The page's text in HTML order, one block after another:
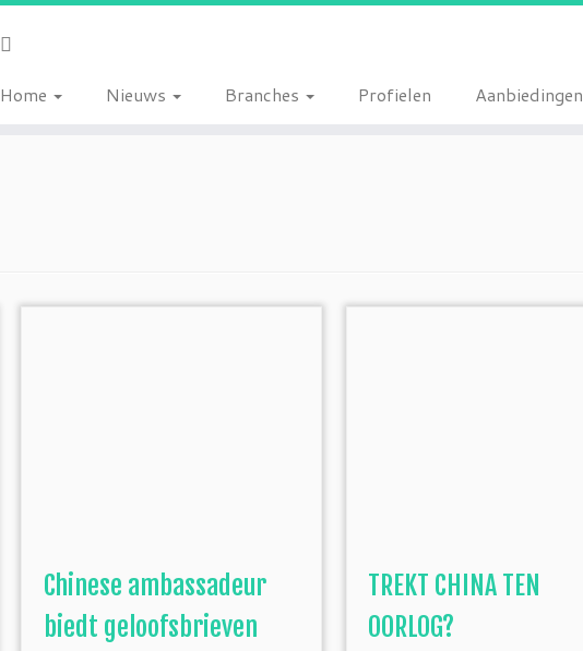
Home Nieuws Branches Profielen Aanbiedingen
Chinese ambassadeur
biedt geloofsbrieven
TREKT CHINA TEN
OORLOG?